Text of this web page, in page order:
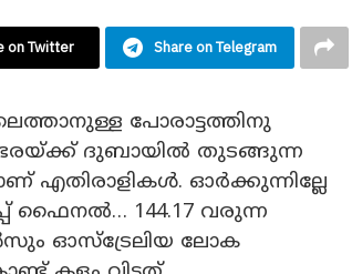
on Twitter Share on Telegram
പോരാട്ടത്തിനു
ദുബായിൽ തുടങ്ങുന്ന
എതിരാളികൾ. ഓർക്കുന്നില്ലേ
ഫൈനൽ… 144.17 വരുന്ന
ഓസ്‌ട്രേലിയ ലോക